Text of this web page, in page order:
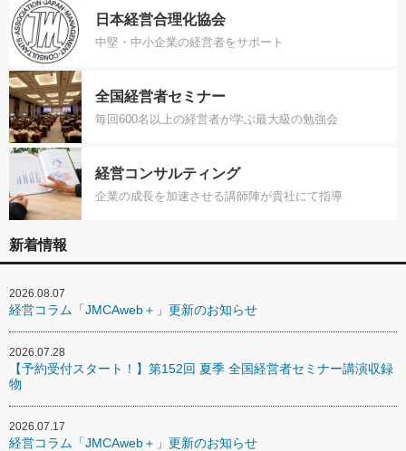
日本経営合理化協会
中堅・中小企業の経営者をサポート
全国経営者セミナー
毎回600名以上の経営者が学ぶ最大級の勉強会
経営コンサルティング
企業の成長を加速させる講師陣が貴社にて指導
新着情報
2026.08.07
経営コラム「JMCAweb＋」更新のお知らせ
2026.07.28
【予約受付スタート！】第152回 夏季 全国経営者セミナー講演収録
物
2026.07.17
経営コラム「JMCAweb＋」更新のお知らせ